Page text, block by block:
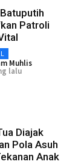
Patroli
Muhlis
lalu
Diajak
Pola Asuh
Anak